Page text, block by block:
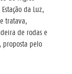
da Luz,
tratava,
de rodas e
proposta pelo